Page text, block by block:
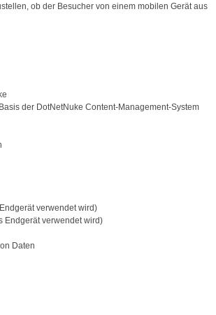
ob der Besucher von einem mobilen Gerät aus
der DotNetNuke Content-Management-System
verwendet wird)
Endgerät verwendet wird)
Daten